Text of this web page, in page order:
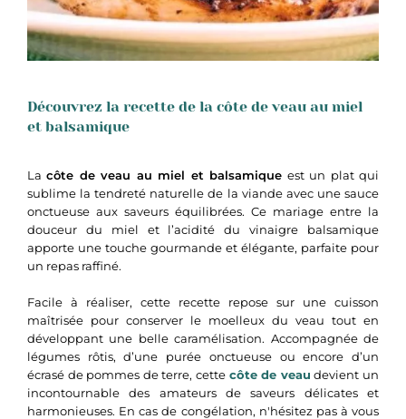
Découvrez la recette de la côte de veau au miel
et balsamique
Lacôte de veau au miel et balsamique est un plat qui
sublime la tendreté naturelle de la viande avec une sauce
onctueuse aux saveurs équilibrées. Ce mariage entre la
douceur du miel et l’acidité du vinaigre balsamique
apporte une touche gourmande et élégante, parfaite pour
un repas raffiné.
Facile à réaliser, cette recette repose sur une cuisson
maîtrisée pour conserver le moelleux du veau tout en
développant une belle caramélisation. Accompagnée de
légumes rôtis, d’une purée onctueuse ou encore d’un
écrasé de pommes de terre, cette côte de veau devient un
incontournable des amateurs de saveurs délicates et
harmonieuses. En cas de congélation, n'hésitez pas à vous